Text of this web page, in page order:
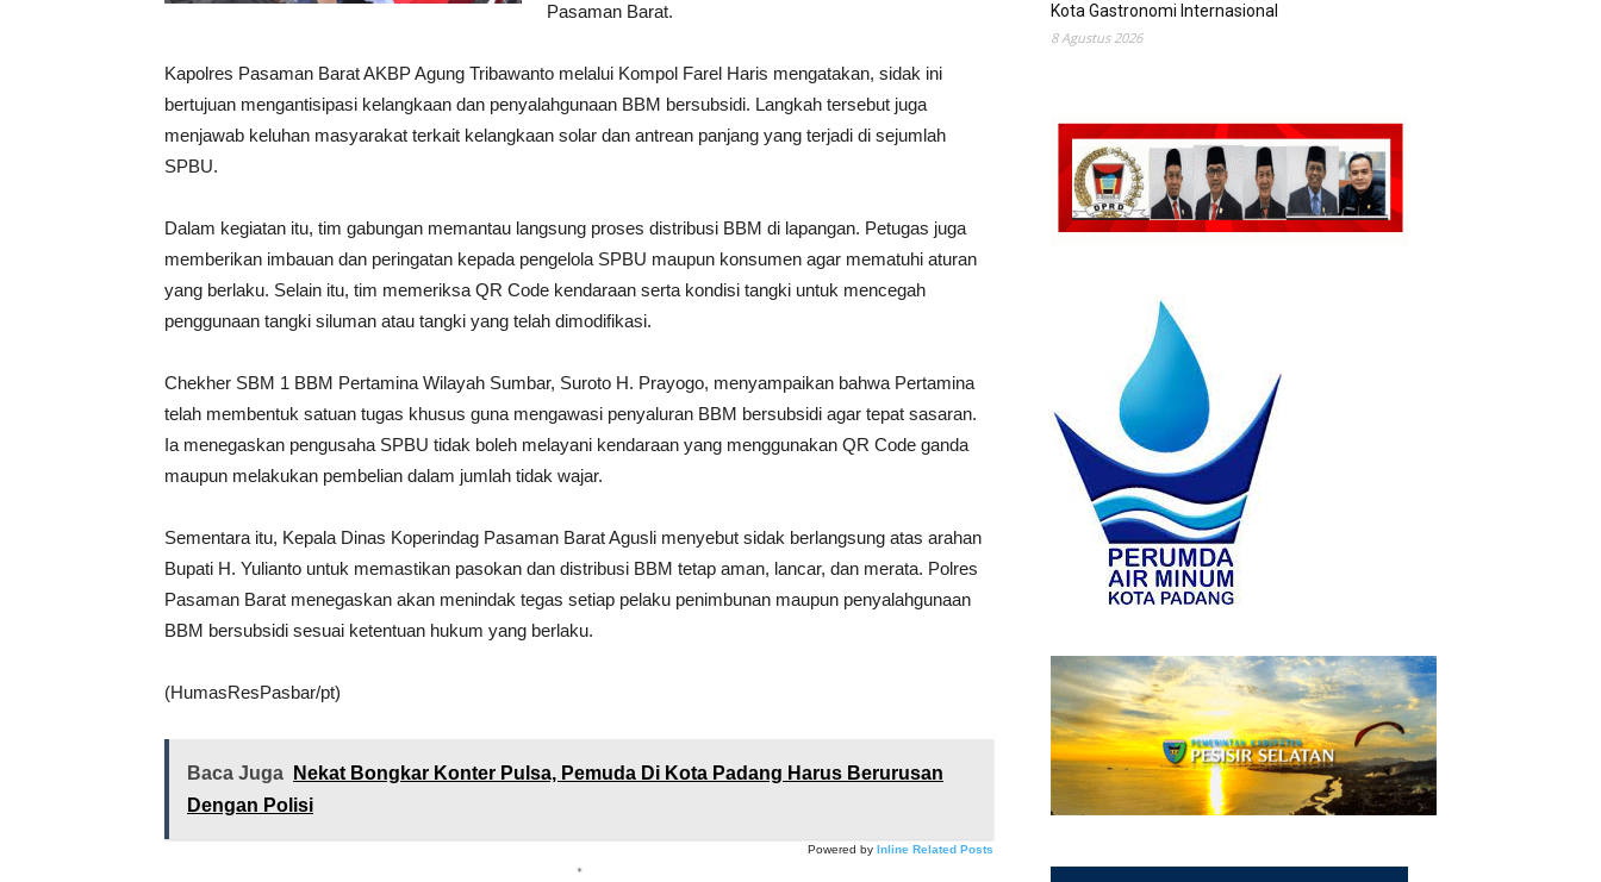
Pasaman Barat.
Kapolres Pasaman Barat AKBP Agung Tribawanto melalui Kompol Farel Haris mengatakan, sidak ini
bertujuan mengantisipasi kelangkaan dan penyalahgunaan BBM bersubsidi. Langkah tersebut juga
menjawab keluhan masyarakat terkait kelangkaan solar dan antrean panjang yang terjadi di sejumlah
SPBU.
Dalam kegiatan itu, tim gabungan memantau langsung proses distribusi BBM di lapangan. Petugas juga
memberikan imbauan dan peringatan kepada pengelola SPBU maupun konsumen agar mematuhi aturan
yang berlaku. Selain itu, tim memeriksa QR Code kendaraan serta kondisi tangki untuk mencegah
penggunaan tangki siluman atau tangki yang telah dimodifikasi.
Chekher SBM 1 BBM Pertamina Wilayah Sumbar, Suroto H. Prayogo, menyampaikan bahwa Pertamina
telah membentuk satuan tugas khusus guna mengawasi penyaluran BBM bersubsidi agar tepat sasaran.
Ia menegaskan pengusaha SPBU tidak boleh melayani kendaraan yang menggunakan QR Code ganda
maupun melakukan pembelian dalam jumlah tidak wajar.
Sementara itu, Kepala Dinas Koperindag Pasaman Barat Agusli menyebut sidak berlangsung atas arahan
Bupati H. Yulianto untuk memastikan pasokan dan distribusi BBM tetap aman, lancar, dan merata. Polres
Pasaman Barat menegaskan akan menindak tegas setiap pelaku penimbunan maupun penyalahgunaan
BBM bersubsidi sesuai ketentuan hukum yang berlaku.
(HumasResPasbar/pt)
Baca Juga
Nekat Bongkar Konter Pulsa, Pemuda Di Kota Padang Harus Berurusan
Dengan Polisi
Powered by Inline Related Posts
*
Kota Gastronomi Internasional
8 Agustus 2026